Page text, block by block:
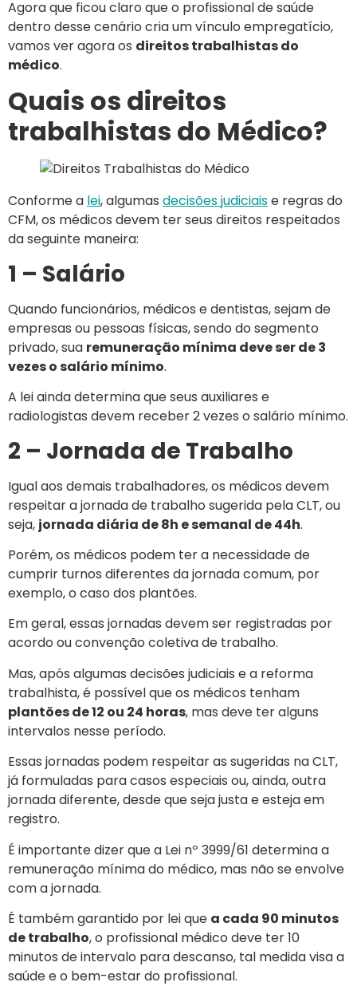
Agora que ficou claro que o profissional de saúde
dentro desse cenário cria um vínculo empregatício,
vamos ver agora os direitos trabalhistas do
médico.
Quais os direitos
trabalhistas do Médico?
Conforme a lei, algumas decisões judiciaise regras do
CFM, os médicos devem ter seus direitos respeitados
da seguinte maneira:
1 – Salário
Quando funcionários, médicos e dentistas, sejam de
empresas ou pessoas físicas, sendo do segmento
privado, sua remuneração mínima deve ser de 3
vezes o salário mínimo.
A lei ainda determina que seus auxiliares e
radiologistas devem receber 2 vezes o salário mínimo.
2 – Jornada de Trabalho
Igual aos demais trabalhadores, os médicos devem
respeitar a jornada de trabalho sugerida pela CLT, ou
seja, jornada diária de 8h e semanal de 44h.
Porém, os médicos podem ter a necessidade de
cumprir turnos diferentes da jornada comum, por
exemplo, o caso dos plantões.
Em geral, essas jornadas devem ser registradas por
acordo ou convenção coletiva de trabalho.
Mas, após algumas decisões judiciais e a reforma
trabalhista, é possível que os médicos tenham
plantões de 12 ou 24 horas, mas deve ter alguns
intervalos nesse período.
Essas jornadas podem respeitar as sugeridas na CLT,
já formuladas para casos especiais ou, ainda, outra
jornada diferente, desde que seja justa e esteja em
registro.
É importante dizer que a Lei nº 3999/61 determina a
remuneração mínima do médico, mas não se envolve
com a jornada.
É também garantido por lei que a cada 90 minutos
de trabalho, o profissional médico deve ter 10
minutos de intervalo para descanso, tal medida visa a
saúde e o bem-estar do profissional.